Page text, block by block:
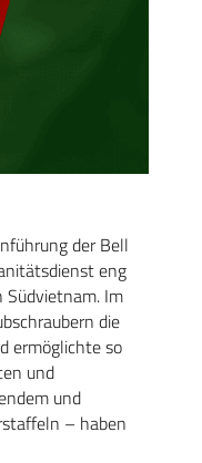
der Bell
eng
Südvietnam. Im
die
ermöglichte so
und
und
– haben